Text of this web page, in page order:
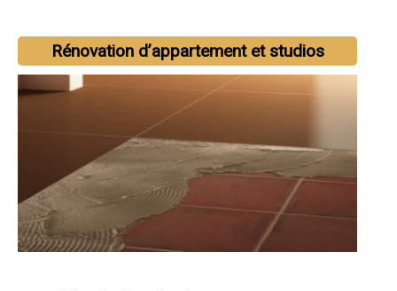
Rénovation d’appartement et studios